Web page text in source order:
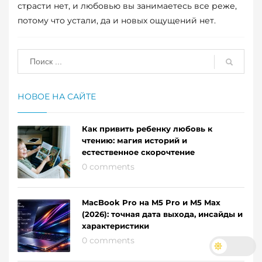
страсти нет, и любовью вы занимаетесь все реже,
потому что устали, да и новых ощущений нет.
ОПУБЛИКОВАНО ВОБ ОТНОШЕНИЯХ
МЕТКИ: ОТНОШЕНИЯ
НОВОЕ НА САЙТЕ
Как привить ребенку любовь к
чтению: магия историй и
естественное скорочтение
0 comments
MacBook Pro на M5 Pro и M5 Max
(2026): точная дата выхода, инсайды и
характеристики
0 comments